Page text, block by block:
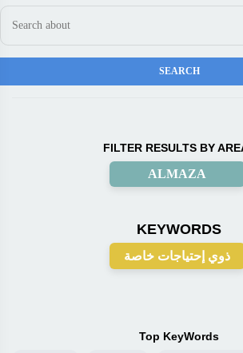
FILTER RESULTS BY
ALMAZA
KEYWORDS
ذوي إحتياجات خاصة
Top KeyWords